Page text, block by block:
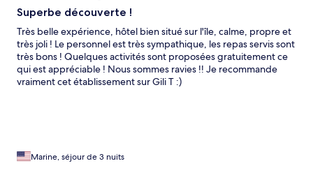
Superbe découverte !
Très belle expérience, hôtel bien situé sur l'île, calme, propre et
très joli ! Le personnel est très sympathique, les repas servis sont
très bons ! Quelques activités sont proposées gratuitement ce
qui est appréciable ! Nous sommes ravies !! Je recommande
vraiment cet établissement sur Gili T :)
Marine, séjour de 3 nuits